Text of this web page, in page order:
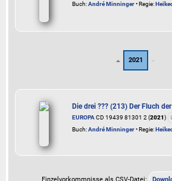
Buch:André Minninger• Regie:
2021
Die drei ??? (213) Der Fluch
EUROPACD 19439 81301 2 (2021)
Buch:André Minninger• Regie: